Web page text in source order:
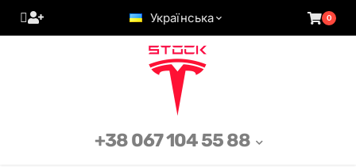
Українська 0
+38 067 104 55 88